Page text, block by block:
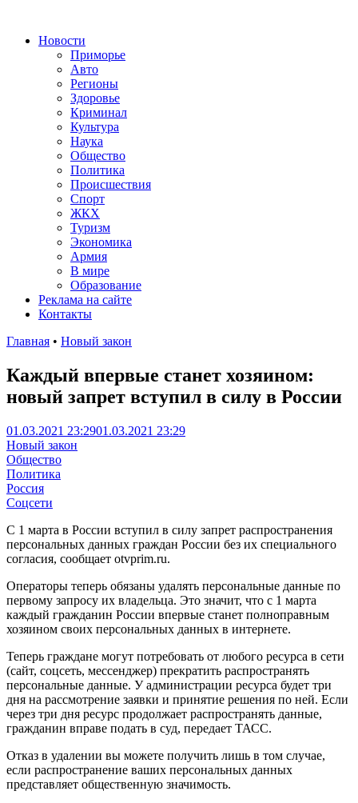
Новости
Приморье
Авто
Регионы
Здоровье
Криминал
Культура
Наука
Общество
Политика
Происшествия
Спорт
ЖКХ
Туризм
Экономика
Армия
В мире
Образование
Реклама на сайте
Контакты
Главная • Новый закон
Каждый впервые станет хозяином:
новый запрет вступил в силу в России
01.03.2021 23:2901.03.2021 23:29
Новый закон
Общество
Политика
Россия
Соцсети
С 1 марта в России вступил в силу запрет распространения
персональных данных граждан России без их специального
согласия, сообщает otvprim.ru.
Операторы теперь обязаны удалять персональные данные по
первому запросу их владельца. Это значит, что с 1 марта
каждый гражданин России впервые станет полноправным
хозяином своих персональных данных в интернете.
Теперь граждане могут потребовать от любого ресурса в сети
(сайт, соцсеть, мессенджер) прекратить распространять
персональные данные. У администрации ресурса будет три
дня на рассмотрение заявки и принятие решения по ней. Если
через три дня ресурс продолжает распространять данные,
гражданин вправе подать в суд, передает ТАСС.
Отказ в удалении вы можете получить лишь в том случае,
если распространение ваших персональных данных
представляет общественную значимость.